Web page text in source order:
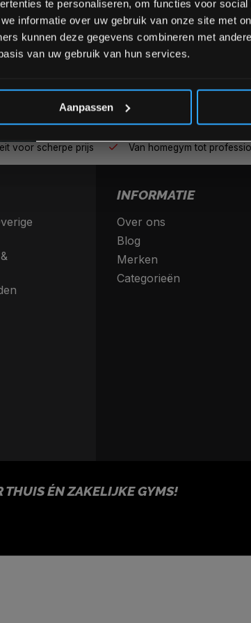
te personaliseren, om functies voor
informatie over uw gebruik van onze site met
kunnen deze gegevens combineren met
van uw gebruik van hun services.
Aanpassen
scherpe prijs Van homegym tot
INFORMATIE
Over ons
Blog
Merken
Categorieën
THUIS ÉN ZAKELIJKE GYMS!